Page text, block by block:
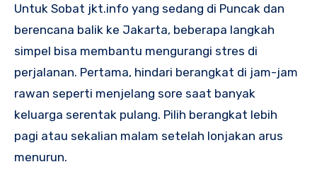
Untuk Sobat jkt.info yang sedang di Puncak dan
berencana balik ke Jakarta, beberapa langkah
simpel bisa membantu mengurangi stres di
perjalanan. Pertama, hindari berangkat di jam-jam
rawan seperti menjelang sore saat banyak
keluarga serentak pulang. Pilih berangkat lebih
pagi atau sekalian malam setelah lonjakan arus
menurun.